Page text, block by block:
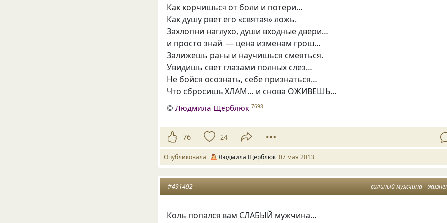
Как корчишься от боли и потери…
Как душу рвет его «святая» ложь.
Захлопни наглухо, души входные двери…
и просто знай. — цена изменам грош…
Залижешь раны и научишься смеяться.
Увидишь свет глазами полных слез…
Не бойся осознать, себе признаться…
Что сбросишь ХЛАМ… и снова ОЖИВЕШЬ…
©Людмила Щерблюк 7698
76 24
Опубликовала Людмила Щерблюк 07 мая 2013
сильный мужчина
#491492
Коль попался вам СЛАБЫЙ мужчина…